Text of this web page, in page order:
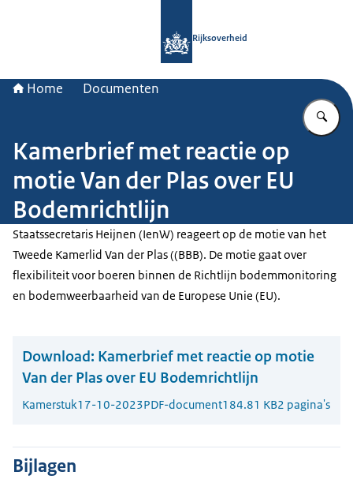
Rijksoverheid
Home Documenten
Kamerbrief met reactie op
motie Van der Plas over EU
Bodemrichtlijn
Staatssecretaris Heijnen (IenW) reageert op de motie van het
Tweede Kamerlid Van der Plas ((BBB). De motie gaat over
flexibiliteit voor boeren binnen de Richtlijn bodemmonitoring
en bodemweerbaarheid van de Europese Unie (EU).
Download: Kamerbrief met reactie op motie
Van der Plas over EU Bodemrichtlijn
Kamerstuk17-10-2023PDF-document184.81 KB2 pagina's
Bijlagen